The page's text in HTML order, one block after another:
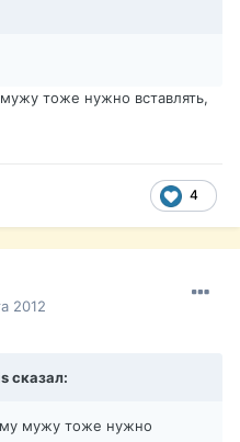
тоже нужно вставлять,
4
2012
сказал:
мужу тоже нужно